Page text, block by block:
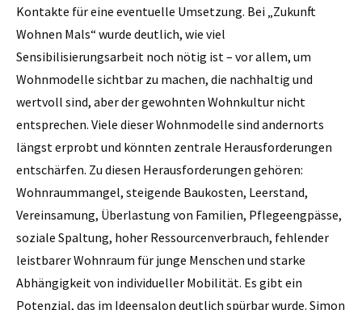
Kontakte für eine eventuelle Umsetzung. Bei „Zukunft
Wohnen Mals“ wurde deutlich, wie viel
Sensibilisierungsarbeit noch nötig ist – vor allem, um
Wohnmodelle sichtbar zu machen, die nachhaltig und
wertvoll sind, aber der gewohnten Wohnkultur nicht
entsprechen. Viele dieser Wohnmodelle sind andernorts
längst erprobt und könnten zentrale Herausforderungen
entschärfen. Zu diesen Herausforderungen gehören:
Wohnraummangel, steigende Baukosten, Leerstand,
Vereinsamung, Überlastung von Familien, Pflegeengpässe,
soziale Spaltung, hoher Ressourcenverbrauch, fehlender
leistbarer Wohnraum für junge Menschen und starke
Abhängigkeit von individueller Mobilität. Es gibt ein
Potenzial, das im Ideensalon deutlich spürbar wurde. Simon